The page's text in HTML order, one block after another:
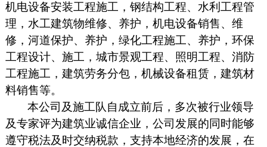
机电设备安装工程施工，钢结构工程、水利工程管
理，水工建筑物维修、养护，机电设备销售、维
修，河道保护、养护，绿化工程施工、养护，环保
工程设计、施工，城市景观工程、照明工程、消防
工程施工，建筑劳务分包，机械设备租赁，建筑材
料销售等。
本公司及施工队自成立前后，多次被行业领导
及专家评为建筑业诚信企业，公司发展的同时能够
遵守税法及时交纳税款，支持本地经济的发展，在